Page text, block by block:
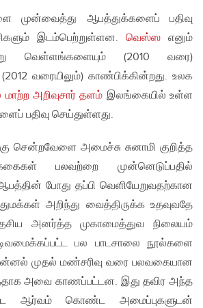
முன்வைத்து ஆபத்துக்களைப் பதிவு
இடம்பெற்றுள்ளன. வெஸ்ஸ எனும்
வெள்ளங்களையும் (2010 வரை)
வரையிலும்) காண்பிக்கின்றது. உலக
மாற்ற அறிவுசார் தளம் இலங்கையில் உள்ள
பதிவு செய்துள்ளது.
சென்றவேளை அமைச்சு சுனாமி குறித்த
பலவற்றை முன்னெடுப்பதில்
ஆபத்தின் போது தப்பி வெளியேறுவதற்கான
அறிந்து வைத்திருக்க உதவுவதே
அனர்த்த முகாமைத்துவ நிலையம்
பல பாடசாலை நூல்களை
முதல் மண்சரிவு வரை பலவகையான
அவை காணப்பட்டன. இது தவிர அந்த
ஆர்வம் கொண்ட அமைப்புகளுடன்